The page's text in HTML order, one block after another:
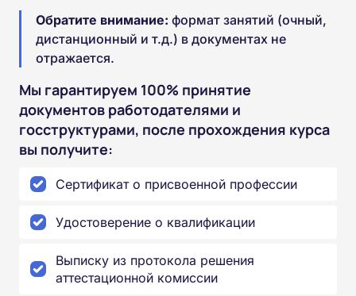
Обратите внимание: формат занятий (очный,
дистанционный и т.д.) в документах не
отражается.
Мы гарантируем 100% принятие
документов работодателями и
госструктурами, после прохождения курса
вы получите:
Сертификат о присвоенной профессии
Удостоверение о квалификации
Выписку из протокола решения
аттестационной комиссии